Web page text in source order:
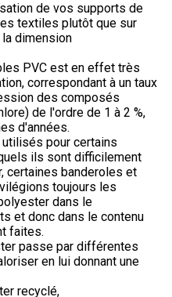
de vos supports de
textiles plutôt que sur
dimension
PVC est en effet très
correspondant à un taux
des composés
de l'ordre de 1 à 2 %,
d'années.
pour certains
ils sont difficilement
certaines banderoles et
toujours les
dans le
et donc dans le contenu
faites.
passe par différentes
en lui donnant une
recyclé,